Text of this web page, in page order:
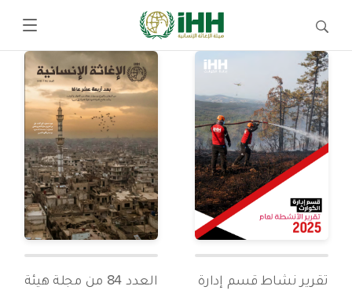
تقرير نشاط قسم إدارة
العدد 84 من مجلة هيئة